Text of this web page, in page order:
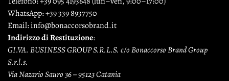
WhatsApp:+39 339 8937750
Email:info@bonaccorsobrand.it
Indirizzo di Restituzione:
GI.VA. BUSINESS GROUP S.R.L.S. c/o Bonaccorso Brand Group
S.r.l.s.
Via Nazario Sauro 36 – 95123 Catania